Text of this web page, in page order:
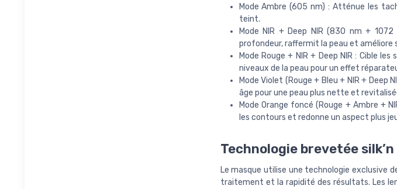
Mode Ambre (605 nm) : Atténue les
teint.
Mode NIR + Deep NIR (830 nm +
profondeur, raffermit la peau et améliore
Mode Rouge + NIR + Deep NIR : Cible
niveaux de la peau pour un effet
Mode Violet (Rouge + Bleu + NIR +
âge pour une peau plus nette et
Mode Orange foncé (Rouge + Ambre +
les contours et redonne un aspect plus
Technologie brevetée silk’n
Le masque utilise une technologie exclusive
traitement et la rapidité des résultats. Les